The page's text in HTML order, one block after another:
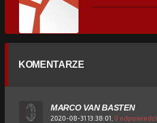
KOMENTARZE
MARCO VAN BASTEN
2020-08-31 13:38:01, 0 odpowiedzi